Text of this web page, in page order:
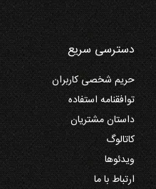
دسترسی سریع
حریم شخصی کاربران
توافقنامه استفاده
داستان مشتریان
کاتالوگ
ویدئوها
ارتباط با ما